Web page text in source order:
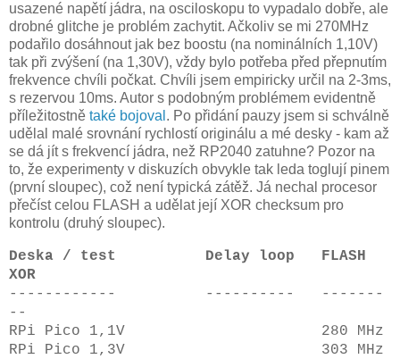
usazené napětí jádra, na osciloskopu to vypadalo dobře, ale
drobné glitche je problém zachytit. Ačkoliv se mi 270MHz
podařilo dosáhnout jak bez boostu (na nominálních 1,10V)
tak při zvýšení (na 1,30V), vždy bylo potřeba před přepnutím
frekvence chvíli počkat. Chvíli jsem empiricky určil na 2-3ms,
s rezervou 10ms. Autor s podobným problémem evidentně
příležitostně také bojoval . Po přidání pauzy jsem si schválně
udělal malé srovnání rychlostí originálu a mé desky - kam až
se dá jít s frekvencí jádra, než RP2040 zatuhne? Pozor na
to, že experimenty v diskuzích obvykle tak leda toglují pinem
(první sloupec), což není typická zátěž. Já nechal procesor
přečíst celou FLASH a udělat její XOR checksum pro
kontrolu (druhý sloupec).
Deska / test Delay loop FLASH
XOR
------------ ---------- -------
--
RPi Pico 1,1V 280 MHz
RPi Pico 1,3V 303 MHz